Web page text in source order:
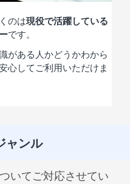
のは現役で活躍している
です。
がある人かどうかわから
心してご利用いただけま
ャンル
いてご対応させてい